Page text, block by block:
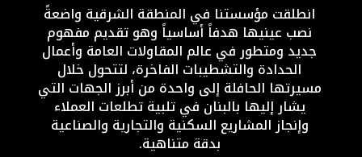
انطلقت مؤسستنا في المنطقة الشرقية واضعةً
نصب عينيها هدفاً أساسياً وهو تقديم مفهوم
جديد ومتطور في عالم المقاولات العامة وأعمال
الحدادة والتشطيبات الفاخرة، لتتحول خلال
مسيرتها الحافلة إلى واحدة من أبرز الجهات التي
يشار إليها بالبنان في تلبية تطلعات العملاء
وإنجاز المشاريع السكنية والتجارية والصناعية
بدقة متناهية.